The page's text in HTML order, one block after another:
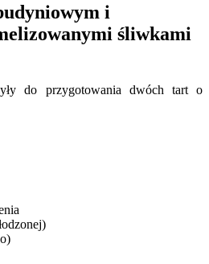
i
śliwkami
do przygotowania dwóch tart o